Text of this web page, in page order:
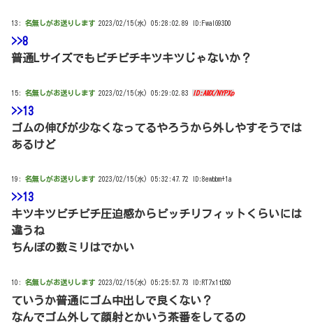
13: 名無しがお送りします 2023/02/15(水) 05:28:02.89 ID:FwaIG93D0
>>8
普通Lサイズでもピチピチキツキツじゃないか？
15: 名無しがお送りします 2023/02/15(水) 05:29:02.83 ID:AMX/NYPXp
>>13
ゴムの伸びが少なくなってるやろうから外しやすそうでは
あるけど
19: 名無しがお送りします 2023/02/15(水) 05:32:47.72 ID:8ewbbm+1a
>>13
キツキツピチピチ圧迫感からピッチリフィットくらいには
違うね
ちんぽの数ミリはでかい
10: 名無しがお送りします 2023/02/15(水) 05:25:57.73 ID:RT7x1tDS0
ていうか普通にゴム中出しで良くない？
なんでゴム外して顔射とかいう茶番をしてるの